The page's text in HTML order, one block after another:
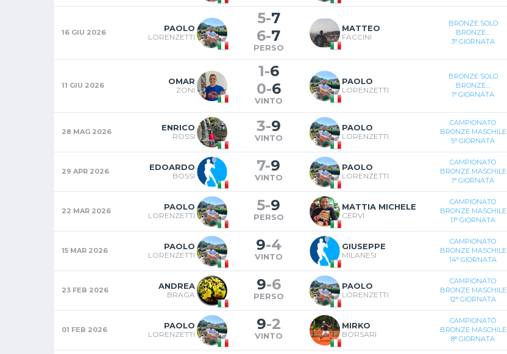
16 GIU 2026 PAOLO
LORENZETTI
5-7
6-7
PERSO
MATTEO
FACCINI
BRONZE SOLO
BRONZE....
3° GIORNATA
11 GIU 2026 OMAR
ZONI
1-6
0-6
VINTO
PAOLO
LORENZETTI
BRONZE SOLO
BRONZE....
1° GIORNATA
28 MAG 2026 ENRICO
ROSSI
3-9
VINTO
PAOLO
LORENZETTI
CAMPIONATO
BRONZE MASCHILE
5° GIORNATA
29 APR 2026 EDOARDO
BOSSI
7-9
VINTO
PAOLO
LORENZETTI
CAMPIONATO
BRONZE MASCHILE
1° GIORNATA
22 MAR 2026 PAOLO
LORENZETTI
5-9
PERSO
MATTIA MICHELE
CERVI
CAMPIONATO
BRONZE MASCHILE
11° GIORNATA
15 MAR 2026 PAOLO
LORENZETTI
9-4
VINTO
GIUSEPPE
MILANESI
CAMPIONATO
BRONZE MASCHILE
14° GIORNATA
23 FEB 2026 ANDREA
BRAGA
9-6
PERSO
PAOLO
LORENZETTI
CAMPIONATO
BRONZE MASCHILE
12° GIORNATA
01 FEB 2026 PAOLO
LORENZETTI
9-2
VINTO
MIRKO
BORSARI
CAMPIONATO
BRONZE MASCHILE
8° GIORNATA